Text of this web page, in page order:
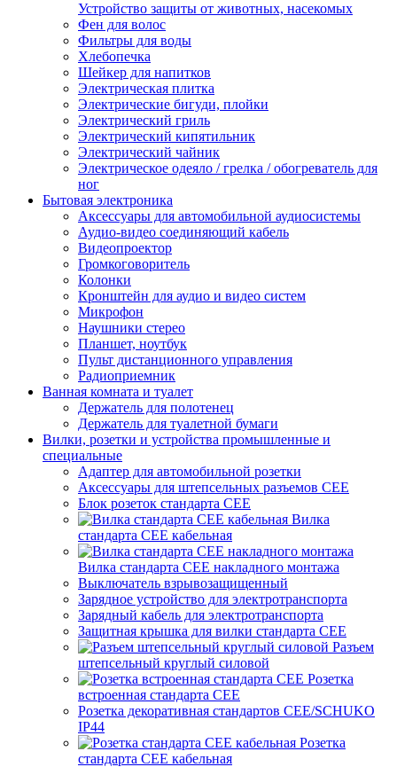
Устройство защиты от животных, насекомых
Фен для волос
Фильтры для воды
Хлебопечка
Шейкер для напитков
Электрическая плитка
Электрические бигуди, плойки
Электрический гриль
Электрический кипятильник
Электрический чайник
Электрическое одеяло / грелка / обогреватель для
ног
Бытовая электроника
Аксессуары для автомобильной аудиосистемы
Аудио-видео соединяющий кабель
Видеопроектор
Громкоговоритель
Колонки
Кронштейн для аудио и видео систем
Микрофон
Наушники стерео
Планшет, ноутбук
Пульт дистанционного управления
Радиоприемник
Ванная комната и туалет
Держатель для полотенец
Держатель для туалетной бумаги
Вилки, розетки и устройства промышленные и
специальные
Адаптер для автомобильной розетки
Аксессуары для штепсельных разъемов CEE
Блок розеток стандарта CEE
Вилка
стандарта CEE кабельная
Вилка стандарта CEE накладного монтажа
Выключатель взрывозащищенный
Зарядное устройство для электротранспорта
Зарядный кабель для электротранспорта
Защитная крышка для вилки стандарта CEE
Разъем
штепсельный круглый силовой
Розетка
встроенная стандарта CEE
Розетка декоративная стандартов CEE/SCHUKO
IP44
Розетка
стандарта СЕЕ кабельная